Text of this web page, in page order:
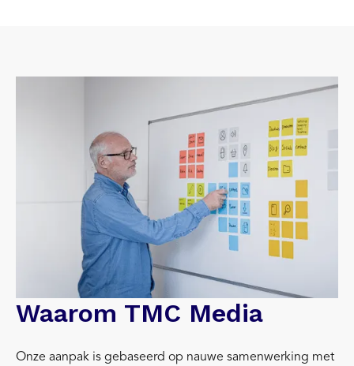
Waarom TMC Media
Onze aanpak is gebaseerd op nauwe samenwerking met